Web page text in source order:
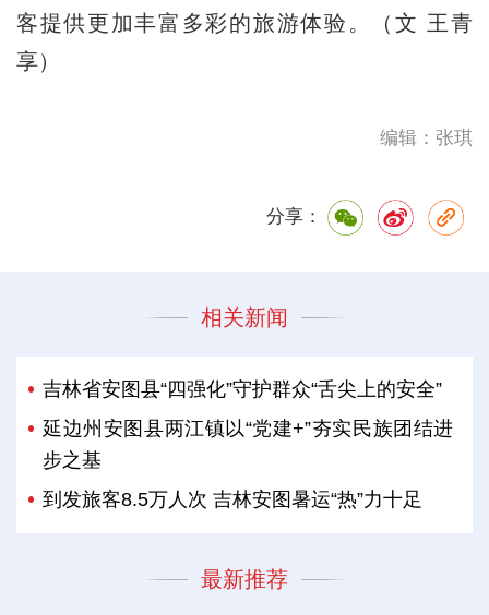
客提供更加丰富多彩的旅游体验。（文 王青
享）
编辑：张琪
分享：
相关新闻
吉林省安图县“四强化”守护群众“舌尖上的安全”
延边州安图县两江镇以“党建+”夯实民族团结进
步之基
到发旅客8.5万人次 吉林安图暑运“热”力十足
最新推荐